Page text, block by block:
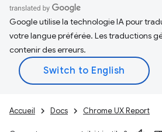
Google utilise la technologie IA pour
votre langue préférée. Les traductions
contenir des erreurs.
Accueil Docs Chrome UX Report